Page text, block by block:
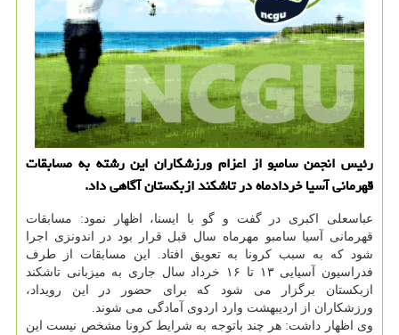
رئیس انجمن سامبو از اعزام ورزشکاران این رشته به مسابقات
قهرمانی آسیا خردادماه در تاشکند ازبکستان آگاهی داد.
عباسعلی اکبری در گفت و گو با ایسنا، اظهار نمود: مسابقات
قهرمانی آسیا سامبو مهرماه سال قبل قرار بود در اندونزی اجرا
شود که به سبب کرونا به تعویق افتاد. این مسابقات از طرف
فدراسیون آسیایی ۱۳ تا ۱۶ خرداد سال جاری به میزبانی تاشکند
ازبکستان برگزار می شود که برای حضور در این رویداد،
ورزشکاران از اردیبهشت وارد اردوی آمادگی می شوند.
وی اظهار داشت: هر چند باتوجه به شرایط کرونا مشخص نیست این